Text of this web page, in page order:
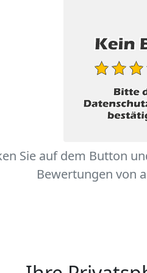
Sie auf dem Button
Bewertungen von